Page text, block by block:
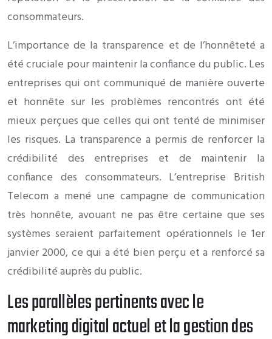
consommateurs.
L’importance de la transparence et de l’honnêteté a
été cruciale pour maintenir la confiance du public. Les
entreprises qui ont communiqué de manière ouverte
et honnête sur les problèmes rencontrés ont été
mieux perçues que celles qui ont tenté de minimiser
les risques. La transparence a permis de renforcer la
crédibilité des entreprises et de maintenir la
confiance des consommateurs. L’entreprise British
Telecom a mené une campagne de communication
très honnête, avouant ne pas être certaine que ses
systèmes seraient parfaitement opérationnels le 1er
janvier 2000, ce qui a été bien perçu et a renforcé sa
crédibilité auprès du public.
Les parallèles pertinents avec le
marketing digital actuel et la gestion des